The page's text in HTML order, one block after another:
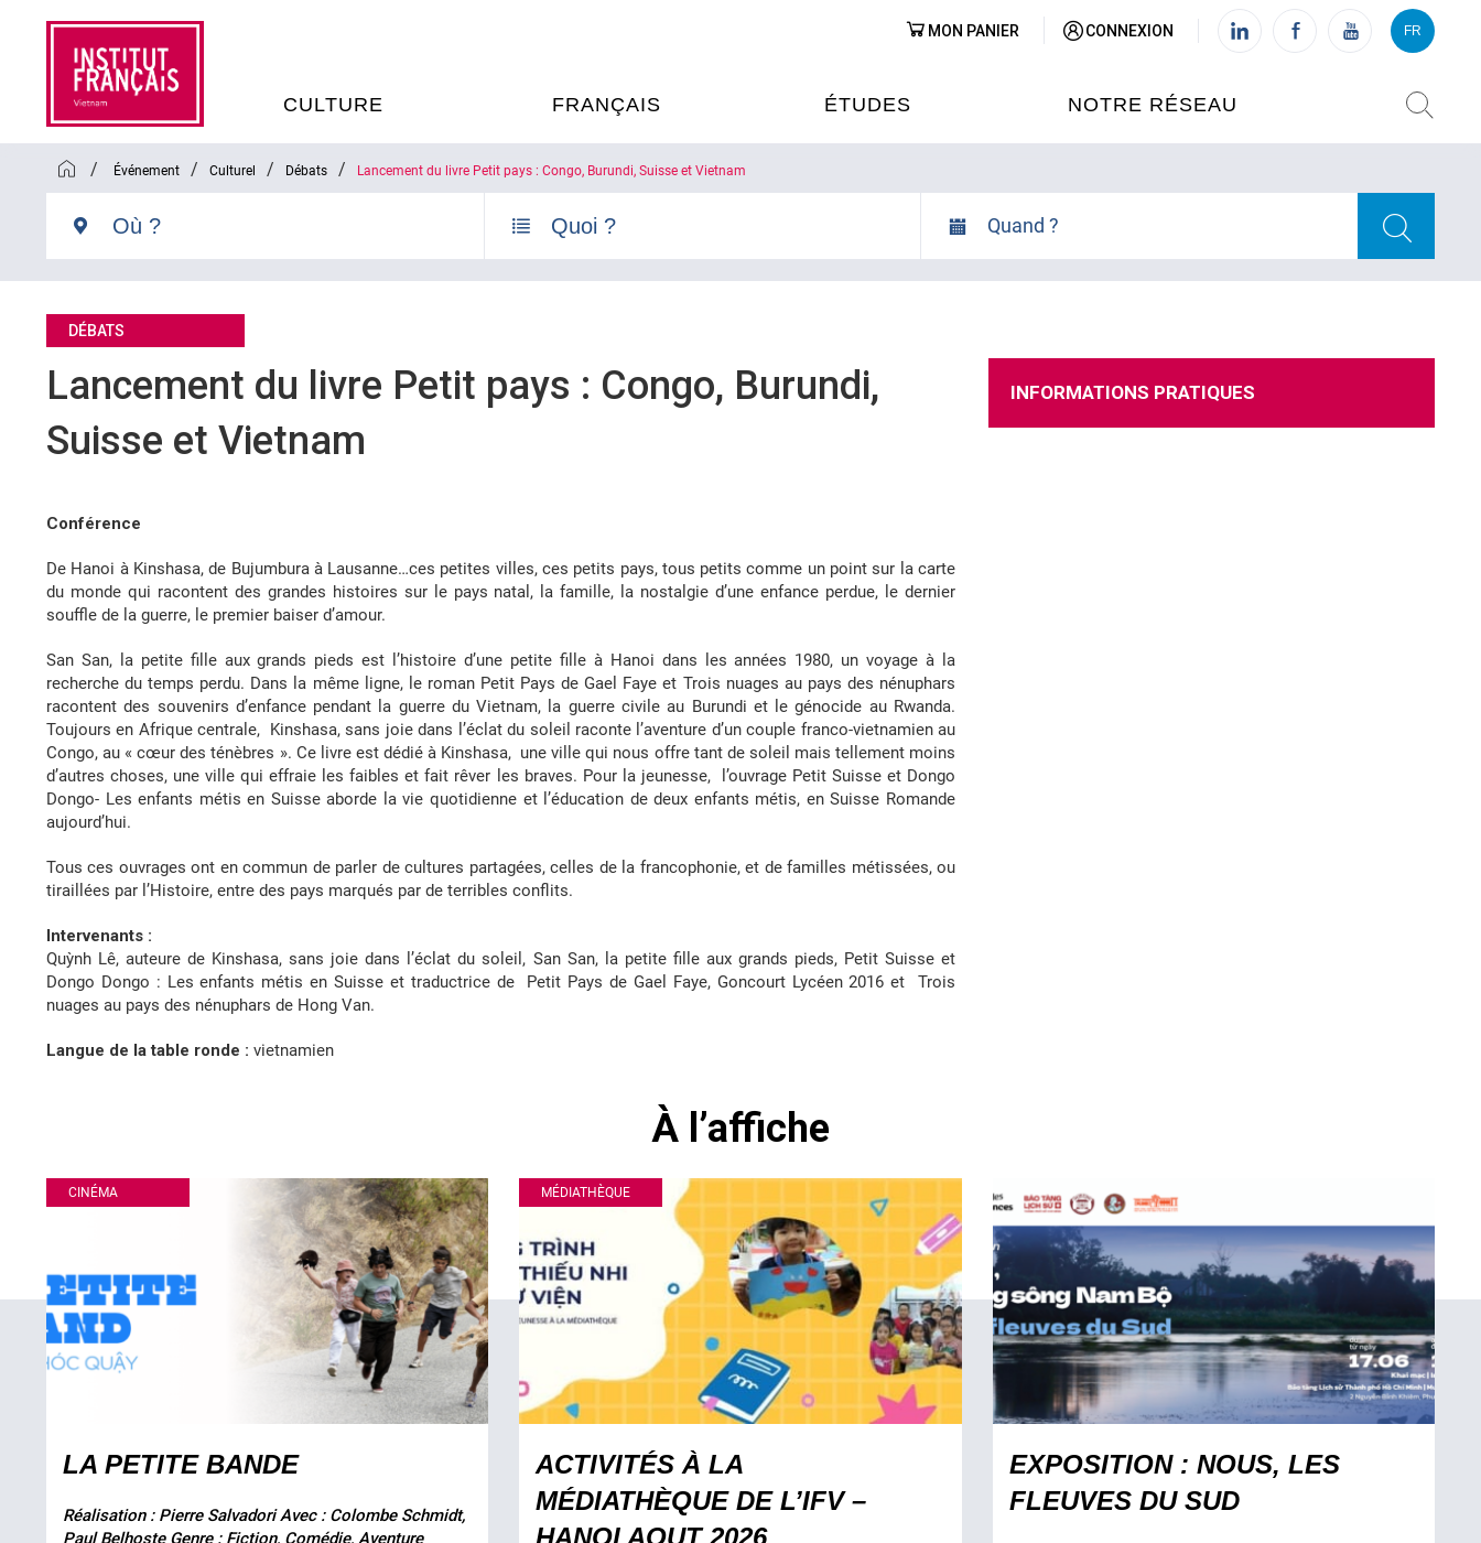
CULTURE
EVÉNEMENTS
LIVRE ET DÉBAT D’IDÉES
RÉSIDENCES D'ARTISTES
FRANÇAIS
COURS DE FRANÇAIS
TRADUCTION
ÉTUDES NOTRE RÉSEAU
VIETNAM (IFV)
MON PANIER CONNEXION FR
VI FR
/ Événement / Culturel / Débats / Lancement du livre Petit pays : Congo, Burundi, Suisse et Vietnam
Quand ?
DÉBATS
Lancement du livre Petit pays : Congo, Burundi,
Suisse et Vietnam
Conférence
De Hanoi à Kinshasa, de Bujumbura à Lausanne…ces petites villes, ces petits pays, tous petits comme un point sur la carte
du monde qui racontent des grandes histoires sur le pays natal, la famille, la nostalgie d’une enfance perdue, le dernier
souffle de la guerre, le premier baiser d’amour.
San San, la petite fille aux grands pieds est l’histoire d’une petite fille à Hanoi dans les années 1980, un voyage à la
recherche du temps perdu. Dans la même ligne, le roman Petit Pays de Gael Faye et Trois nuages au pays des nénuphars
racontent des souvenirs d’enfance pendant la guerre du Vietnam, la guerre civile au Burundi et le génocide au Rwanda.
Toujours en Afrique centrale, Kinshasa, sans joie dans l’éclat du soleil raconte l’aventure d’un couple franco-vietnamien au
Congo, au « cœur des ténèbres ». Ce livre est dédié à Kinshasa, une ville qui nous offre tant de soleil mais tellement moins
d’autres choses, une ville qui effraie les faibles et fait rêver les braves. Pour la jeunesse, l’ouvrage Petit Suisse et Dongo
Dongo- Les enfants métis en Suisse aborde la vie quotidienne et l’éducation de deux enfants métis, en Suisse Romande
aujourd’hui.
Tous ces ouvrages ont en commun de parler de cultures partagées, celles de la francophonie, et de familles métissées, ou
tiraillées par l’Histoire, entre des pays marqués par de terribles conflits.
Intervenants :
Quỳnh Lê, auteure de Kinshasa, sans joie dans l’éclat du soleil, San San, la petite fille aux grands pieds, Petit Suisse et
Dongo Dongo : Les enfants métis en Suisse et traductrice de Petit Pays de Gael Faye, Goncourt Lycéen 2016 et Trois
nuages au pays des nénuphars de Hong Van.
Langue de la table ronde : vietnamien
INFORMATIONS PRATIQUES
À l’affiche
CINÉMA
LA PETITE BANDE
Réalisation : Pierre Salvadori Avec : Colombe Schmidt,
Paul Belhoste Genre : Fiction, Comédie, Aventure
MÉDIATHÈQUE
ACTIVITÉS À LA
MÉDIATHÈQUE DE L’IFV –
HANOI AOUT 2026
EXPOSITION : NOUS, LES
FLEUVES DU SUD